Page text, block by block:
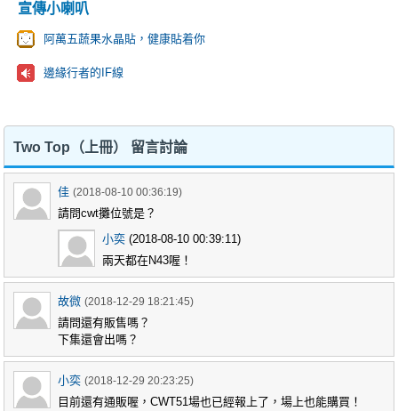
宣傳小喇叭
阿萬五蔬果水晶貼，健康貼着你
邊緣行者的IF線
Two Top（上冊） 留言討論
佳 (2018-08-10 00:36:19)
請問cwt攤位號是？
小奕 (2018-08-10 00:39:11)
兩天都在N43喔！
故微 (2018-12-29 18:21:45)
請問還有販售嗎？
下集還會出嗎？
小奕 (2018-12-29 20:23:25)
目前還有通販喔，CWT51場也已經報上了，場上也能購買！